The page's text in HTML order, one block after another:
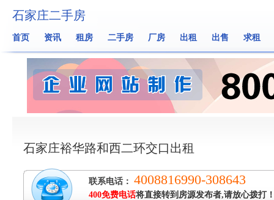
石家庄二手房
首页 资讯 租房 二手房 厂房 出租 出售 求租
石家庄裕华路和西二环交口出租
联系电话： 4008816990-308643
400免费电话将直接转到房源发布者,请放心拨打